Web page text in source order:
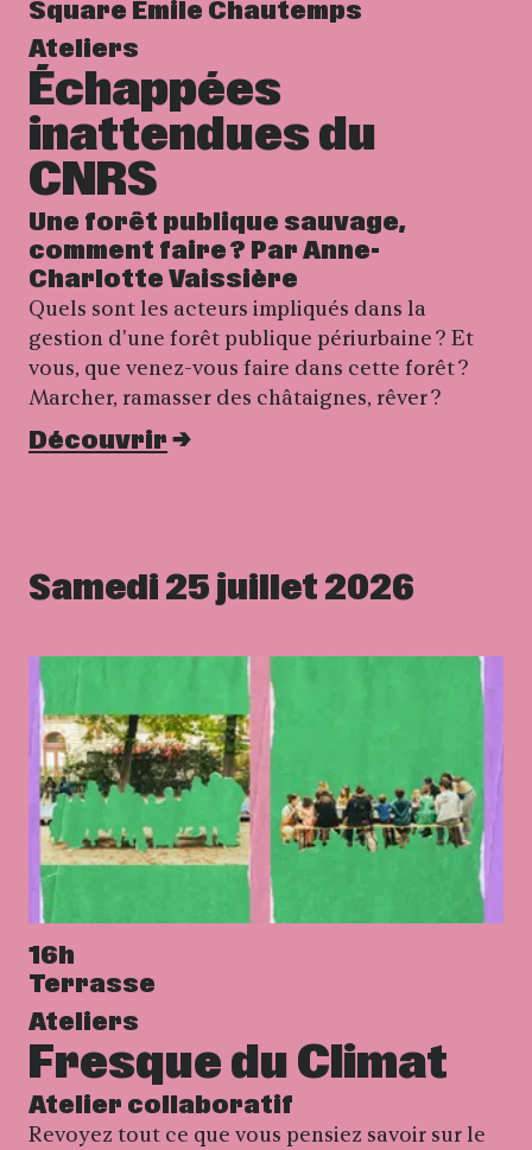
Échappées
inattendues du
CNRS
Une forêt publique sauvage,
comment faire ? Par Anne-
Charlotte Vaissière
Square Émile Chautemps
Quels sont les acteurs impliqués dans la
gestion d'une forêt publique périurbaine ? Et
vous, que venez-vous faire dans cette forêt ?
Marcher, ramasser des châtaignes, rêver ?
Ateliers
Découvrir
Samedi 25 juillet 2026
Fresque du Climat
Atelier collaboratif
16h
Terrasse
Revoyez tout ce que vous pensiez savoir sur le
Ateliers